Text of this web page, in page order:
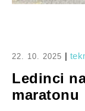
22. 10. 2025 |
Ledinci
maratonu